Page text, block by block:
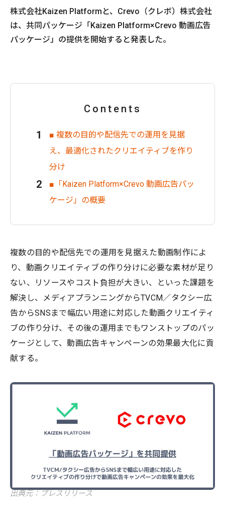
株式会社Kaizen Platformと、Crevo（クレボ）株式会社
は、共同パッケージ「Kaizen Platform×Crevo 動画広告
パッケージ」の提供を開始すると発表した。
Contents
■ 複数の目的や配信先での運用を見据
え、最適化されたクリエイティブを作り
分け
■「Kaizen Platform×Crevo 動画広告パッ
ケージ」の概要
複数の目的や配信先での運用を見据えた動画制作によ
り、動画クリエイティブの作り分けに必要な素材が足り
ない、リソースやコスト負担が大きい、といった課題を
解決し、メディアプランニングからTVCM／タクシー広
告からSNSまで幅広い用途に対応した動画クリエイティ
ブの作り分け、その後の運用までもワンストップのパッ
ケージとして、動画広告キャンペーンの効果最大化に貢
献する。
出典元：プレスリリース